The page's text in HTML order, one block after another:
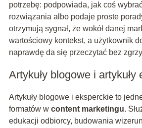
potrzebę: podpowiada, jak coś
rozwiązania albo podaje proste
otrzymują sygnał, że wokół danej
wartościowy kontekst, a użytkownik
naprawdę da się przeczytać bez
Artykuły blogowe i artykuły
Artykuły blogowe i eksperckie to
formatów w content marketingu.
edukacji odbiorcy, budowania